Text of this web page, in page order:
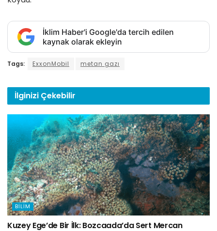
İklim Haber'i Google'da tercih edilen
kaynak olarak ekleyin
Tags: ExxonMobil metan gazı
İlginizi Çekebilir
BILIM
Kuzey Ege’de Bir İlk: Bozcaada’da Sert Mercan